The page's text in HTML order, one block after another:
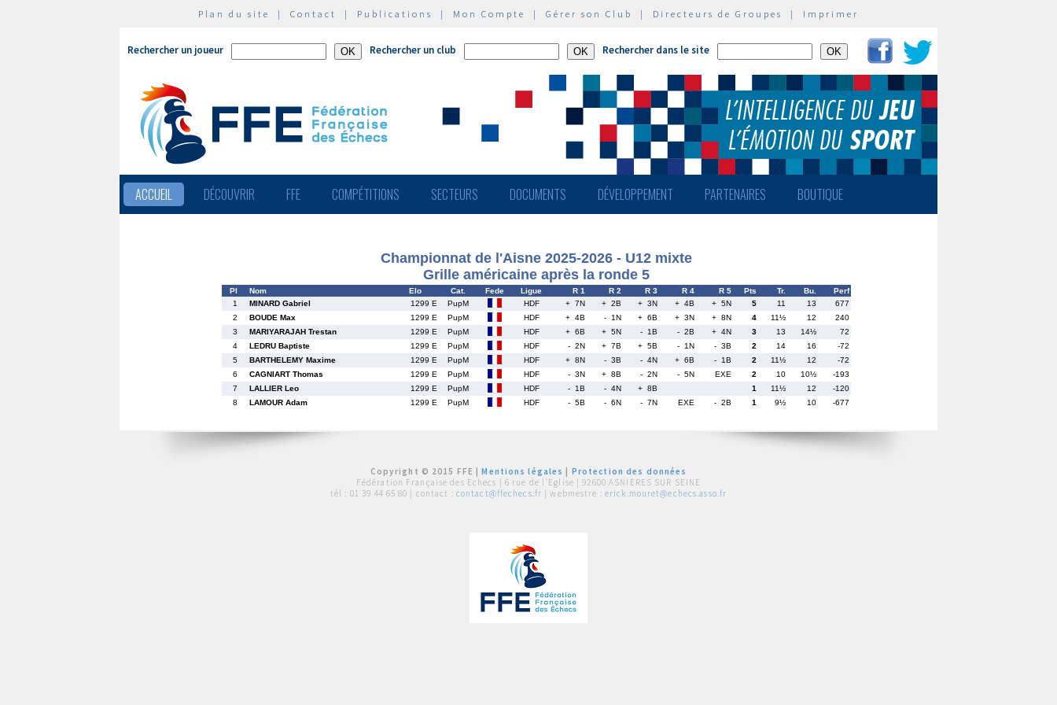
Plan du site | Contact | Publications | Mon Compte | Gérer son Club | Directeurs de Groupes | Imprimer
Rechercher un joueur Rechercher un club Rechercher dans le site
ACCUEIL DÉCOUVRIR FFE COMPÉTITIONS SECTEURS DOCUMENTS DÉVELOPPEMENT PARTENAIRES BOUTIQUE
Championnat de l'Aisne 2025-2026 - U12 mixte
Grille américaine après la ronde 5
Pl Nom Elo Cat. Fede Ligue R 1 R 2 R 3 R 4 R 5 Pts Tr. Bu.
Perf
1
MINARD Gabriel 1299 E PupM HDF + 7N + 2B + 3N + 4B + 5N 5 11 13
677
2
BOUDE Max 1299 E PupM HDF + 4B - 1N + 6B + 3N + 8N 4 11½ 12
240
3
MARIYARAJAH Trestan 1299 E PupM HDF + 6B + 5N - 1B - 2B + 4N 3 13 14½
72
4
LEDRU Baptiste 1299 E PupM HDF - 2N + 7B + 5B - 1N - 3B 2 14 16
-72
5
BARTHELEMY Maxime 1299 E PupM HDF + 8N - 3B - 4N + 6B - 1B 2 11½ 12
-72
6
CAGNIART Thomas 1299 E PupM HDF - 3N + 8B - 2N - 5N EXE 2 10 10½
-193
7
LALLIER Leo 1299 E PupM HDF - 1B - 4N + 8B 1 11½ 12
-120
8
LAMOUR Adam 1299 E PupM HDF - 5B - 6N - 7N EXE - 2B 1 9½ 10 -677
Copyright © 2015 FFE |Mentions légales
Protection des données
Fédération Française des Echecs | 6 rue de l'Eglise | 92600 ASNIERES SUR SEINE
tél : 01 39 44 65 80 | contact : contact@ffechecs.fr | webmestre : erick.mouret@echecs.asso.fr